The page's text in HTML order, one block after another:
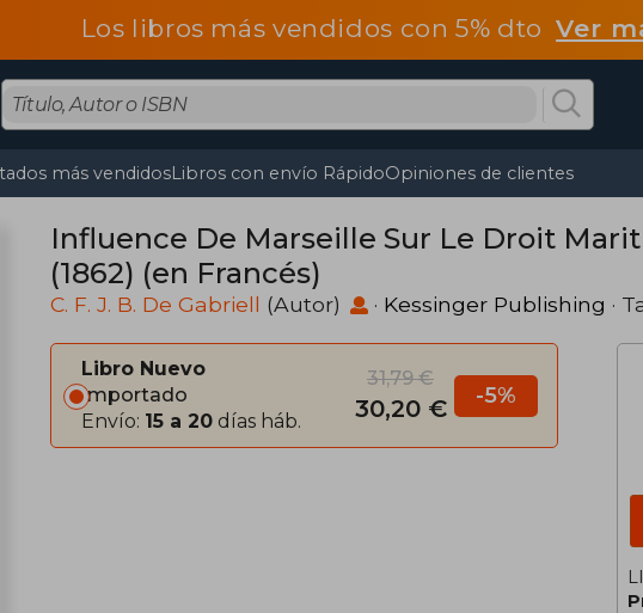
Los libros más vendidos con 5% dtoVer
más vendidosLibros con envío RápidoOpiniones de clientes
Influence De Marseille Sur Le Droit
(1862) (en Francés)
C. F. J. B. De Gabriell (Autor) · Kessinger Publishing ·
Libro Nuevo
Importado
Envío: 15 a 20 días háb.
31,79 €
30,20 € -5%